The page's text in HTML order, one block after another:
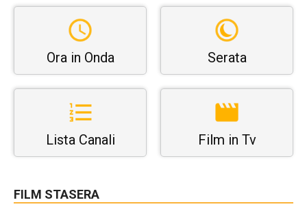
Ora in Onda Serata
Lista Canali Film in Tv
FILM STASERA